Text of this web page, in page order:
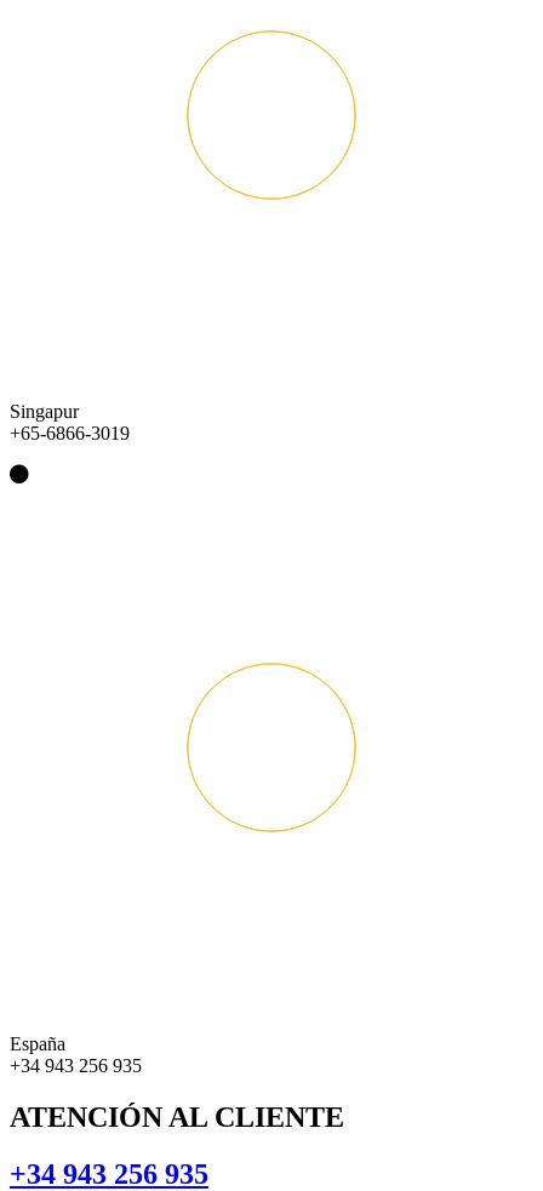
Singapur
+65-6866-3019
España
+34 943 256 935
ATENCIÓN AL CLIENTE
+34 943 256 935